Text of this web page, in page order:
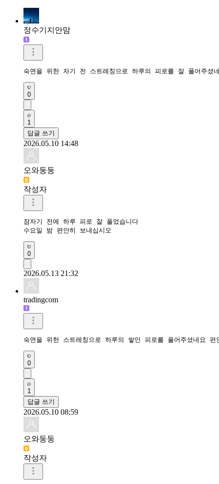
정수기지안맘
숙면을 위한 자기 전 스트레칭으로 하루의 피로를 잘 풀어주셨
0
1
답글 쓰기
2026.05.10 14:48
오와둥둥
작성자
잠자기 전에 하루 피로 잘 풀었습니다
수요일 밤 편안히 보내십시오
0
2026.05.13 21:32
tradingcom
숙면을 위한 스트레칭으로 하루의 쌓인 피로를 풀어주셨네요
0
1
답글 쓰기
2026.05.10 08:59
오와둥둥
작성자